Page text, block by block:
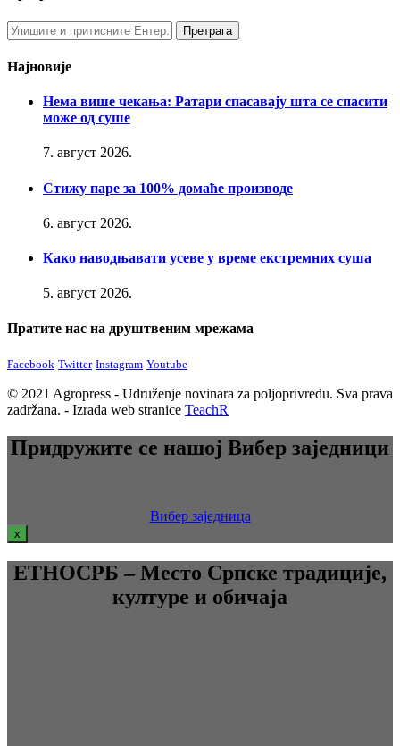
Најновије
Нема више чекања: Ратари спасавају шта се спасити
може од суше
7. август 2026.
Стижу паре за 100% домаће производе
6. август 2026.
Како наводњавати усеве у време екстремних суша
5. август 2026.
Пратите нас на друштвеним мрежама
Facebook Twitter Instagram Youtube
© 2021 Agropress - Udruženje novinara za poljoprivredu. Sva prava
zadržana. - Izrada web stranice TeachR
Придружите се нашој Вибер заједници
Вибер заједница
x
ЕТНОСРБ – Место Српске традиције,
културе и обичаја